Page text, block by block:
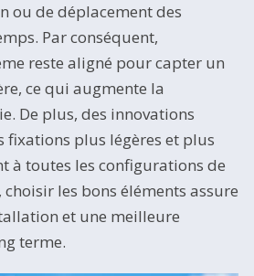
ou de déplacement des
Par conséquent,
reste aligné pour capter un
ce qui augmente la
De plus, des innovations
fixations plus légères et plus
à toutes les configurations de
les bons éléments assure
et une meilleure
terme.